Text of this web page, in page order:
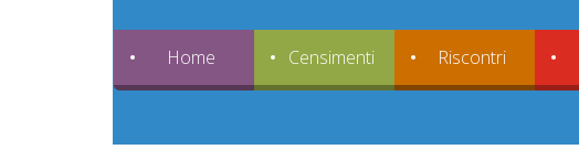
Home Censimenti Riscontri